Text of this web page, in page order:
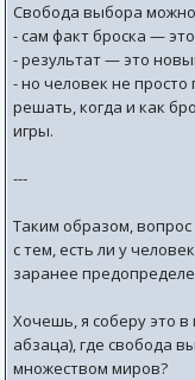
Свобода выбора можно
- сам факт броска —
- результат — это
- но человек не
решать, когда и как
игры.
---
Таким образом, вопрос
с тем, есть ли у
заранее
Хочешь, я соберу это в
абзаца), где свобода
множеством миров?